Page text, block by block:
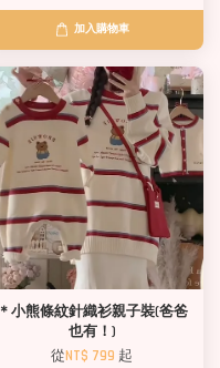
加入購物車
＊小熊條紋針織衫親子裝(爸爸
也有！)
從NT$ 799起